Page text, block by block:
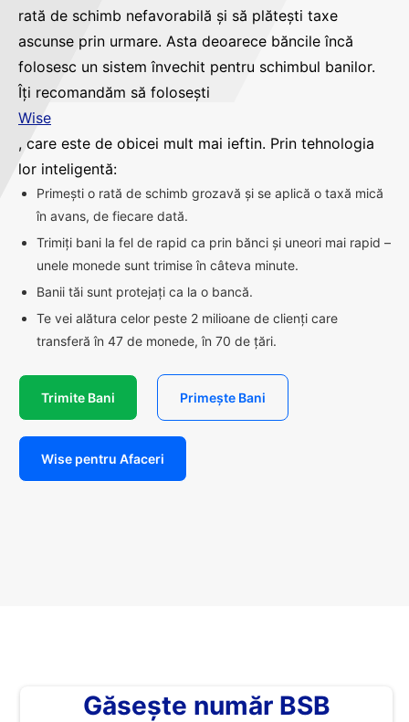
rată de schimb nefavorabilă și să plătești taxe
ascunse prin urmare. Asta deoarece băncile încă
folosesc un sistem învechit pentru schimbul banilor.
Îți recomandăm să folosești
Wise
, care este de obicei mult mai ieftin. Prin tehnologia
lor inteligentă:
Primești o rată de schimb grozavă și se aplică o taxă mică
în avans, de fiecare dată.
Trimiți bani la fel de rapid ca prin bănci și uneori mai rapid –
unele monede sunt trimise în câteva minute.
Banii tăi sunt protejați ca la o bancă.
Te vei alătura celor peste 2 milioane de clienți care
transferă în 47 de monede, în 70 de țări.
Trimite Bani Primește Bani
Wise pentru Afaceri
Găsește număr BSB